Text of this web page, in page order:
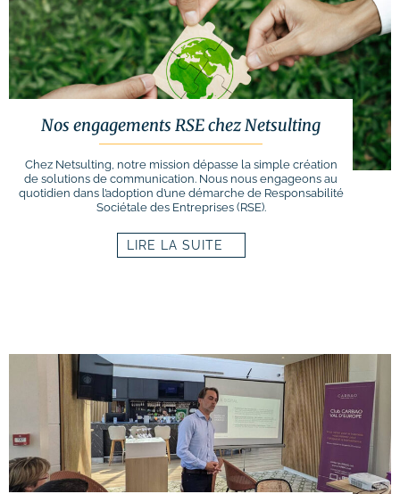
Nos engagements RSE chez Netsulting
Chez Netsulting, notre mission dépasse la simple création
de solutions de communication. Nous nous engageons au
quotidien dans l’adoption d’une démarche de Responsabilité
Sociétale des Entreprises (RSE).
LIRE LA SUITE